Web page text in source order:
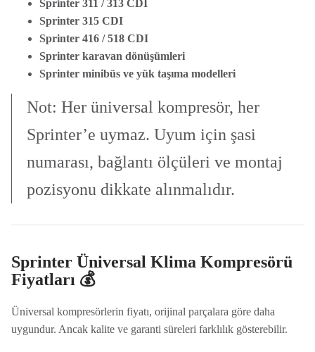
Sprinter 311 / 313 CDI
Sprinter 315 CDI
Sprinter 416 / 518 CDI
Sprinter karavan dönüşümleri
Sprinter minibüs ve yük taşıma modelleri
Not: Her üniversal kompresör, her
Sprinter’e uymaz. Uyum için şasi
numarası, bağlantı ölçüleri ve montaj
pozisyonu dikkate alınmalıdır.
Sprinter Üniversal Klima Kompresörü
Fiyatları 💰
Üniversal kompresörlerin fiyatı, orijinal parçalara göre daha
uygundur. Ancak kalite ve garanti süreleri farklılık gösterebilir.